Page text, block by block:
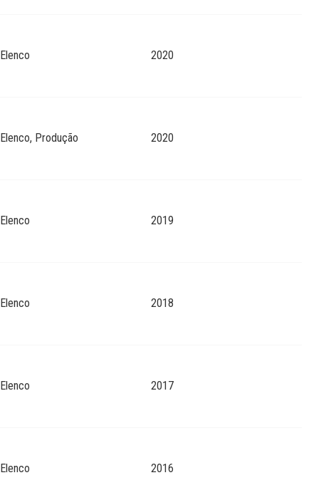
Elenco 2020
Elenco, Produção 2020
Elenco 2019
Elenco 2018
Elenco 2017
Elenco 2016